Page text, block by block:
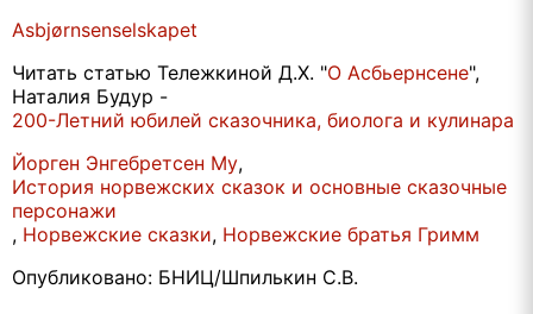
Asbjørnsenselskapet
Читать статью Тележкиной Д.Х. "О Асбьернсене",
Наталия Будур -
200-Летний юбилей сказочника, биолога и кулинара
Йорген Энгебретсен Му,
История норвежских сказок и основные сказочные
персонажи
, Норвежские сказки, Норвежские братья Гримм
Опубликовано: БНИЦ/Шпилькин С.В.